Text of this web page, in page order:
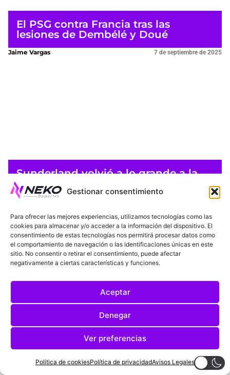
Gestionar consentimiento
Para ofrecer las mejores experiencias, utilizamos tecnologías como las
cookies para almacenar y/o acceder a la información del dispositivo. El
consentimiento de estas tecnologías nos permitirá procesar datos como
el comportamiento de navegación o las identificaciones únicas en este
sitio. No consentir o retirar el consentimiento, puede afectar
negativamente a ciertas características y funciones.
Aceptar
Denegar
Ver preferencias
Política de cookiesPolítica de privacidadAvisos Legales
El PSG contra Francia tras las
lesiones de Dembélé y Doué
Jaime Vargas 7 de septiembre de 2025
Sunderland volvió a lo grande a la
Premier League tras 7 años de
ausencia
Tuchel bajo la lupa: críticas a su
gestión en Inglaterra
Ángel Verdugo 7 de septiembre de 2025